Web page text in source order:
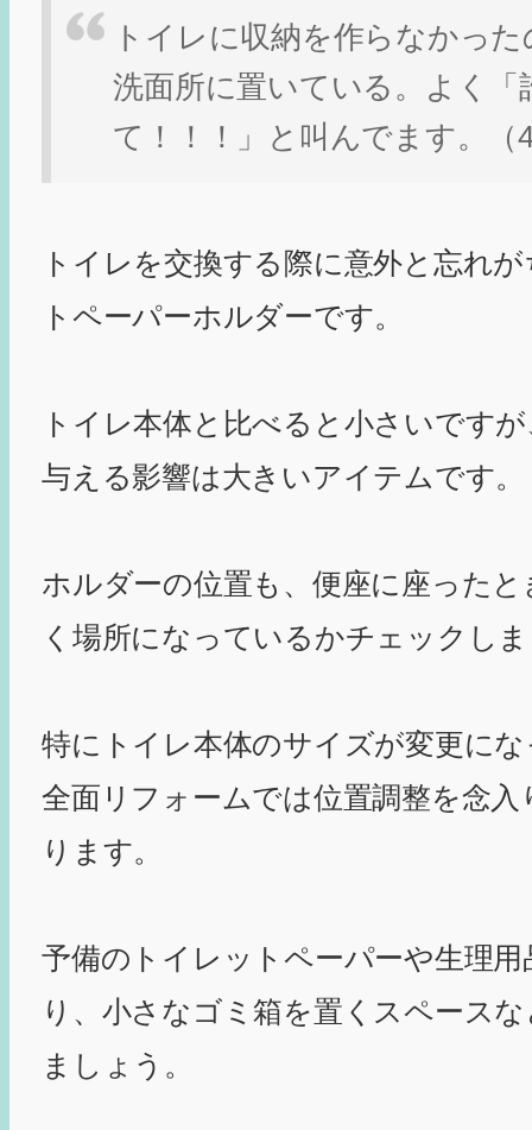
トイレに収納を作らなかっ
洗面所に置いている。よく「
て！！！」と叫んでます。（
トイレを交換する際に意外と忘れ
トペーパーホルダーです。
トイレ本体と比べると小さいです
与える影響は大きいアイテムです。
ホルダーの位置も、便座に座った
く場所になっているかチェックし
特にトイレ本体のサイズが変更に
全面リフォームでは位置調整を念
ります。
予備のトイレットペーパーや生理
り、小さなゴミ箱を置くスペース
ましょう。